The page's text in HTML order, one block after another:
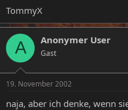
TommyX
A Anonymer User
Gast
19. November 2002
naja, aber ich denke, wenn